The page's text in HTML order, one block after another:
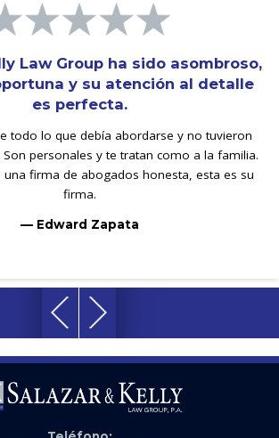
Law Group ha sido asombroso,
y su atención al detalle
es perfecta.
todo lo que debía abordarse y no tuvieron
personales y te tratan como a la familia.
una firma de abogados honesta, esta es su
firma.
— Edward Zapata